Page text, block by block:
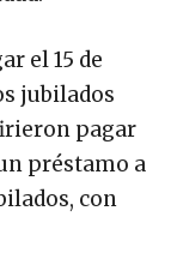
el 15 de
jubilados
pagar
préstamo a
con